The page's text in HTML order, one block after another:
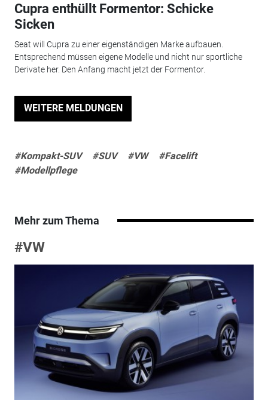
Cupra enthüllt Formentor: Schicke
Sicken
Seat will Cupra zu einer eigenständigen Marke aufbauen.
Entsprechend müssen eigene Modelle und nicht nur sportliche
Derivate her. Den Anfang macht jetzt der Formentor.
WEITERE MELDUNGEN
#Kompakt-SUV #SUV #VW
#Facelift
#Modellpflege
Mehr zum Thema
#VW